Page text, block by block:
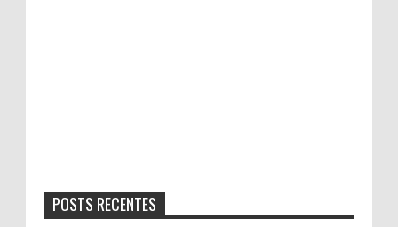
POSTS RECENTES